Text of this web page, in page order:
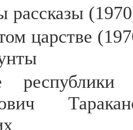
рассказы
царстве